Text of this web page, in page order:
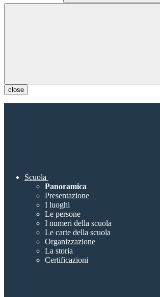
close
Scuola
Panoramica
Presentazione
I luoghi
Le persone
I numeri della scuola
Le carte della scuola
Organizzazione
La storia
Certificazioni